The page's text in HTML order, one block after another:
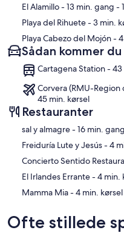
El Alamillo- 13 min. gang -
Playa del Rihuete- 3 min.
Playa Cabezo del Mojón-
Sådan kommer
Cartagena Station -
Corvera (RMU-
45 min. kørsel
Restauranter
‪sal y almagre - ‬16 min. gang
‪Freiduría
‪El Irlandes
‪Mamma Mia - ‬4 min. kørsel
Ofte stillede